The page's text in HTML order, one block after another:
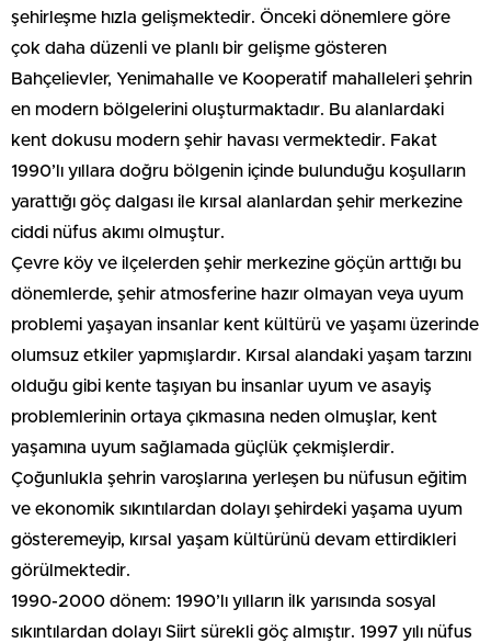
şehirleşme hızla gelişmektedir. Önceki dönemlere göre
çok daha düzenli ve planlı bir gelişme gösteren
Bahçelievler, Yenimahalle ve Kooperatif mahalleleri şehrin
en modern bölgelerini oluşturmaktadır. Bu alanlardaki
kent dokusu modern şehir havası vermektedir. Fakat
1990’lı yıllara doğru bölgenin içinde bulunduğu koşulların
yarattığı göç dalgası ile kırsal alanlardan şehir merkezine
ciddi nüfus akımı olmuştur.
Çevre köy ve ilçelerden şehir merkezine göçün arttığı bu
dönemlerde, şehir atmosferine hazır olmayan veya uyum
problemi yaşayan insanlar kent kültürü ve yaşamı üzerinde
olumsuz etkiler yapmışlardır. Kırsal alandaki yaşam tarzını
olduğu gibi kente taşıyan bu insanlar uyum ve asayiş
problemlerinin ortaya çıkmasına neden olmuşlar, kent
yaşamına uyum sağlamada güçlük çekmişlerdir.
Çoğunlukla şehrin varoşlarına yerleşen bu nüfusun eğitim
ve ekonomik sıkıntılardan dolayı şehirdeki yaşama uyum
gösteremeyip, kırsal yaşam kültürünü devam ettirdikleri
görülmektedir.
1990-2000 dönem: 1990’lı yılların ilk yarısında sosyal
sıkıntılardan dolayı Siirt sürekli göç almıştır. 1997 yılı nüfus